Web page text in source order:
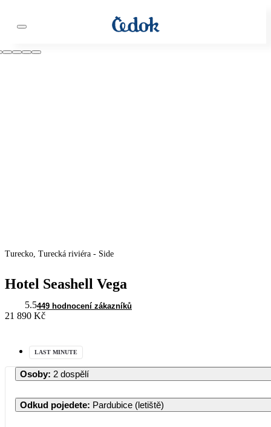
Turecko, Turecká riviéra - Side
Hotel Seashell Vega
5.5449 hodnocení zákazníků
21 890 Kč
LAST MINUTE
Osoby: 2 dospělí
Odkud pojedete: Pardubice (letiště)